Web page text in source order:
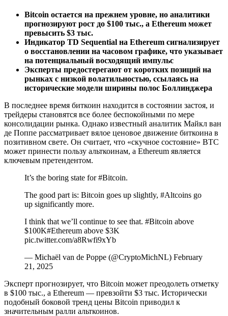
Bitcoin остается на прежнем уровне, но аналитики
прогнозируют рост до $100 тыс., а Ethereum может
превысить $3 тыс.
Индикатор TD Sequential на Ethereum сигнализирует
о восстановлении на часовом графике, что указывает
на потенциальный восходящий импульс
Эксперты предостерегают от коротких позиций на
рынках с низкой волатильностью, ссылаясь на
исторические модели ширины полос Боллинджера
В последнее время биткоин находится в состоянии застоя, и
трейдеры становятся все более беспокойными по мере
консолидации рынка. Однако известный аналитик Майкл ван
де Поппе рассматривает вялое ценовое движение биткоина в
позитивном свете. Он считает, что «скучное состояние» BTC
может принести пользу альткоинам, а Ethereum является
ключевым претендентом.
It’s the boring state for #Bitcoin.
The good part is: Bitcoin goes up slightly, #Altcoins go
up significantly more.
I think that we’ll continue to see that. #Bitcoin above
$100K#Ethereum above $3K
pic.twitter.com/a8Rwfi9xYb
— Michaël van de Poppe (@CryptoMichNL) February
21, 2025
Эксперт прогнозирует, что Bitcoin может преодолеть отметку
в $100 тыс., а Ethereum — превзойти $3 тыс. Исторически
подобный боковой тренд цены Bitcoin приводил к
значительным ралли альткоинов.